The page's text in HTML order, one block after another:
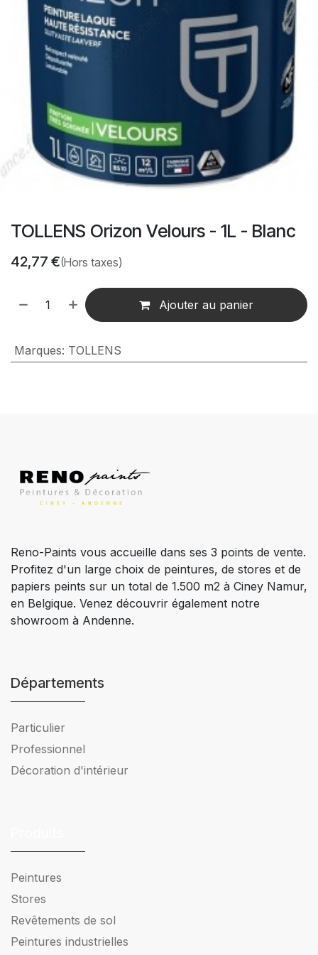
TOLLENS Orizon Velours - 1L - Blanc
42,77 €(Hors taxes)
Ajouter au panier
Marques: TOLLENS
Reno-Paints vous accueille dans ses 3 points de vente.
Profitez d'un large choix de peintures, de stores et de
papiers peints sur un total de 1.500 m2 à Ciney Namur,
en Belgique. Venez découvrir également notre
showroom à Andenne.
Départements
Particulier
Professionnel
Décoration d'intérieur
Peintures
Stores
Revêtements de sol
Peintures industrielles